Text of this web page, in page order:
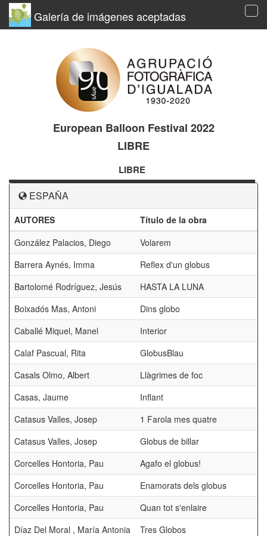
Galería de imágenes aceptadas
European Balloon Festival 2022
LIBRE
LIBRE
ESPAÑA
AUTORES
Título de la obra
González Palacios, Diego
Volarem
Barrera Aynés, Imma
Reflex d'un globus
Bartolomé Rodríguez, Jesús
HASTA LA LUNA
Boixadós Mas, Antoni
Dins globo
Caballé Miquel, Manel
Interior
Calaf Pascual, Rita
GlobusBlau
Casals Olmo, Albert
Llàgrimes de foc
Casas, Jaume
Inflant
Catasus Valles, Josep
1 Farola mes quatre
Catasus Valles, Josep
Globus de billar
Corcelles Hontoria, Pau
Agafo el globus!
Corcelles Hontoria, Pau
Enamorats dels globus
Corcelles Hontoria, Pau
Quan tot s'enlaire
Díaz Del Moral , María Antonia
Tres Globos